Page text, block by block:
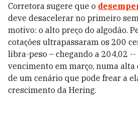
Corretora sugere que o
deve desacelerar no primeiro
motivo: o alto preço do algodão.
cotações ultrapassaram os 200
libra-peso – chegando a 204,02
vencimento em março, numa alta
de um cenário que pode frear a
crescimento da Hering.